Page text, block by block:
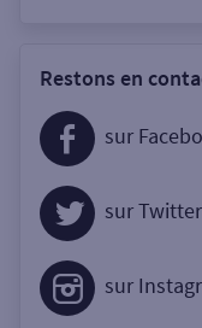
Restons en
sur
sur Twitter
sur